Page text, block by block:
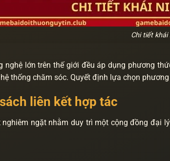
Chi tiết
nghệ lớn trên thế giới đều áp dụng phương
thống chăm sóc. Quyết định lựa chọn
liên kết hợp tác
ngặt nhằm duy trì một cộng đồng